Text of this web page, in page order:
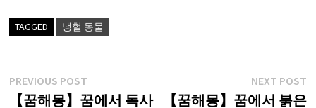
TAGGED 냉혈 동물
글
PREVIOUS POSTPrevious
post:
【꿈해몽】꿈에서 독사
NEXT POST
【꿈해몽】꿈에서 붉은